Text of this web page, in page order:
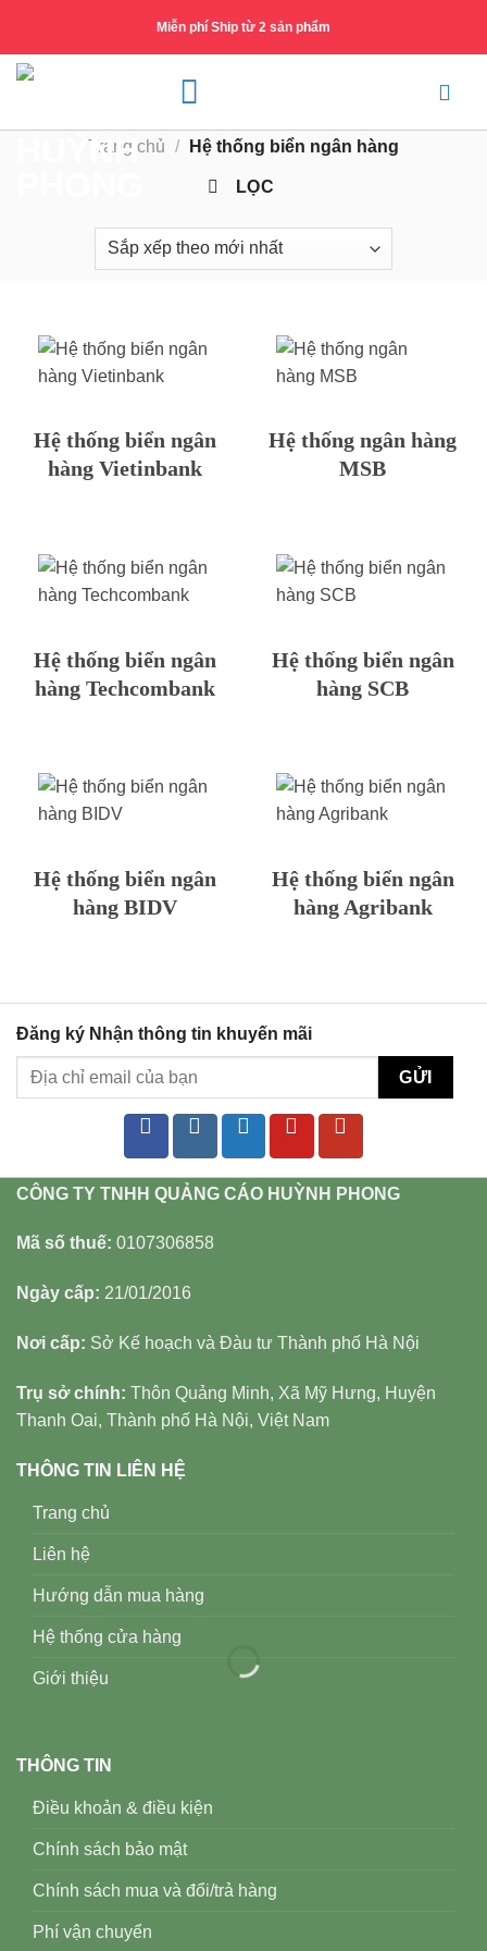
content
Miễn phí Ship từ 2 sản phẩm
Trang chủ / Hệ thống biển ngân hàng
LỌC
Hệ thống biển ngân
hàng Vietinbank
Hệ thống ngân hàng
MSB
Hệ thống biển ngân
hàng Techcombank
Hệ thống biển ngân
hàng SCB
Hệ thống biển ngân
hàng BIDV
Hệ thống biển ngân
hàng Agribank
Đăng ký Nhận thông tin khuyến mãi
CÔNG TY TNHH QUẢNG CÁO HUỲNH PHONG
Mã số thuế: 0107306858
Ngày cấp: 21/01/2016
Nơi cấp: Sở Kế hoạch và Đàu tư Thành phố Hà Nội
Trụ sở chính: Thôn Quảng Minh, Xã Mỹ Hưng, Huyện
Thanh Oai, Thành phố Hà Nội, Việt Nam
THÔNG TIN LIÊN HỆ
Trang chủ
Liên hệ
Hướng dẫn mua hàng
Hệ thống cửa hàng
Giới thiệu
THÔNG TIN
Điều khoản & điều kiện
Chính sách bảo mật
Chính sách mua và đổi/trả hàng
Phí vận chuyển